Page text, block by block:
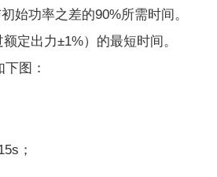
始功率之差的90%所需时间。
定出力±1%）的最短时间。
图：
；